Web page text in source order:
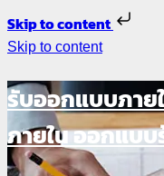
Skip to content
Skip to content
รับออกแบบภาย
ภายใน ออกแบบ